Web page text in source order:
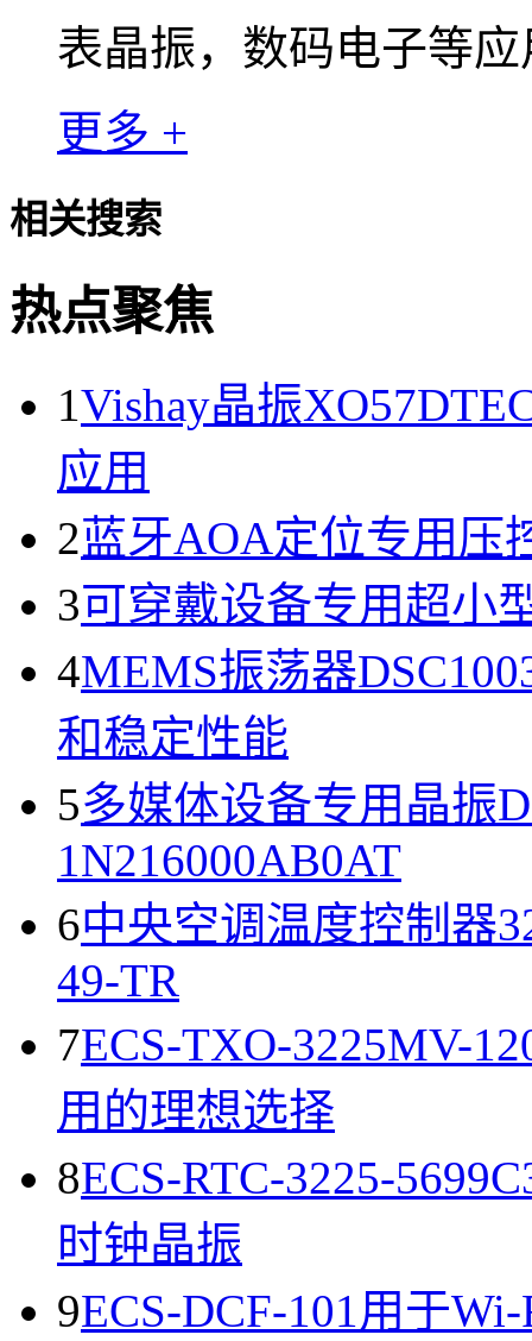
表晶振，数码电子等应
更多 +
相关搜索
热点聚焦
1Vishay晶振
应用
2蓝牙AOA定位专用压
3可穿戴设备专用超小
4MEMS振荡器
和稳定性能
5多媒体设备专用晶振
1N216000AB0AT
6中央空调温度控制器
49-TR
7ECS-TXO-3225MV-
用的理想选择
8ECS-RTC-3225-
时钟晶振
9ECS-DCF-101用于